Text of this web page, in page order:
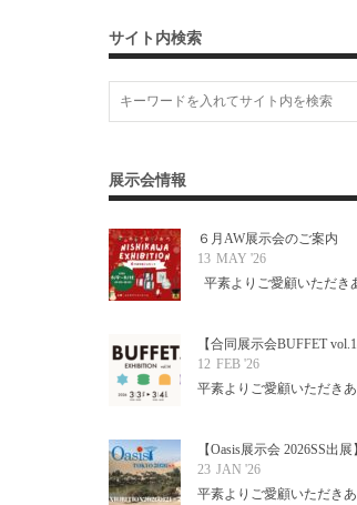
サイト内検索
展示会情報
６月AW展示会のご案内
13 MAY '26
平素よりご愛顧いただき
【合同展示会BUFFET
12 FEB '26
平素よりご愛顧いただき
【Oasis展示会 2026SS出
23 JAN '26
平素よりご愛顧いただき